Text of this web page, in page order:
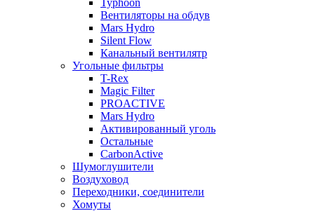
Typhoon
Вентиляторы на обдув
Mars Hydro
Silent Flow
Канальный вентилятр
Угольные фильтры
T-Rex
Magic Filter
PROACTIVE
Mars Hydro
Активированный уголь
Остальные
CarbonActive
Шумоглушители
Воздуховод
Переходники, соединители
Хомуты